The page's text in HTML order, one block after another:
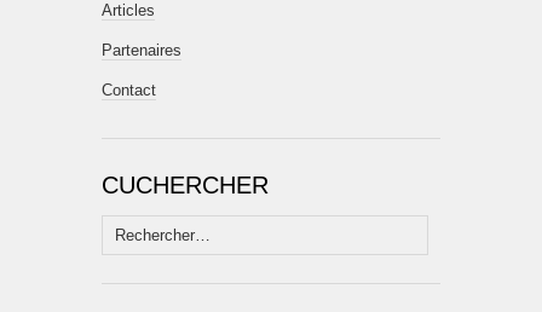
Articles
Partenaires
Contact
CUCHERCHER
Rechercher :